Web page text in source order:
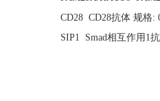
CD28 CD28抗体 规格:
SIP1 Smad相互作用1